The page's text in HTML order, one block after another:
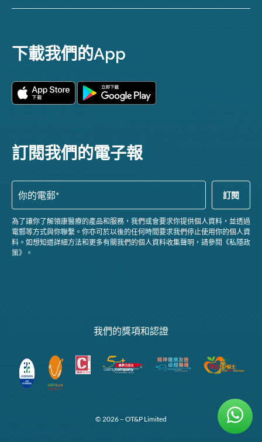
下載我們的App
訂閱我們的電子報
為了讓你了解領康醫療的產品和服務，我們或會要求你提供個人資料，並透過
電郵等方式與你聯繫。你亦可於以後的任何時間要求我們停止使用你的個人資
料。如想知道詳細方法和更多有關我們的個人資料收集聲明，請參閱《私隱政
策》。
我們的獎項和認證
© 2026 – OT&P Limited